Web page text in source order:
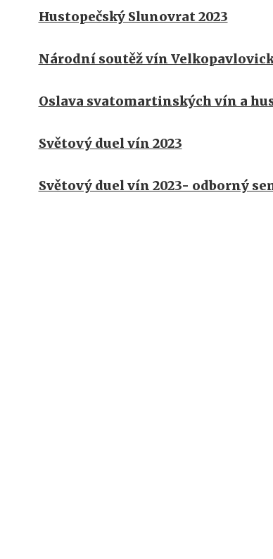
Hustopečský Slunovrat 2023
Národní soutěž vín
Oslava svatomartinských vín a
Světový duel vín 2023
Světový duel vín 2023- odborný